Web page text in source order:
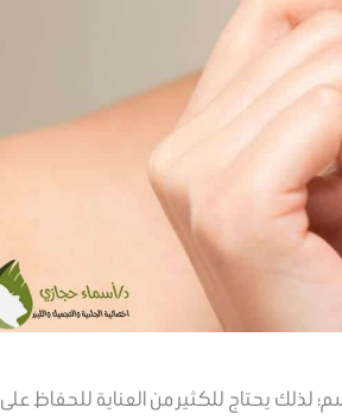
لذلك يحتاج للكثير من العناية للحفاظ على